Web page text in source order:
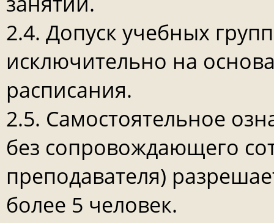
2.4. Допуск учебных
исключительно на
расписания.
2.5. Самостоятельное
без сопровождающего
преподавателя)
более 5 человек.